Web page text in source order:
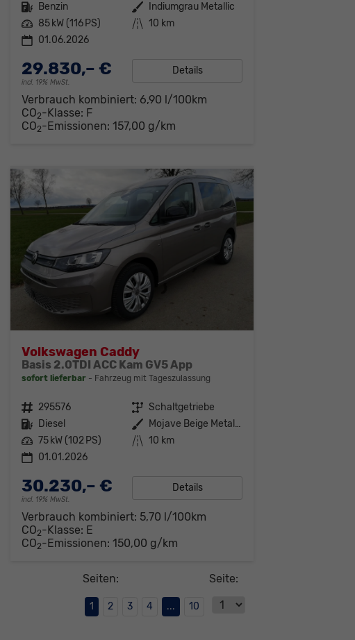
Kraftstoff Benzin Außenfarbe
Indiumgrau Metallic
Leistung 85 kW (116 PS) Kilometerstand 10 km
01.06.2026
29.830,– €
incl. 19% MwSt.
Details
Verbrauch kombiniert: 6,90 l/100km
CO2-Klasse: F
CO2-Emissionen:157,00 g/km
Volkswagen Caddy
Basis 2.0TDI ACC Kam GV5 App
sofort lieferbar Fahrzeug mit Tageszulassung
Fahrzeugnr. 295576 Getriebe Schaltgetriebe
Kraftstoff Diesel Außenfarbe
Mojave Beige Metallic
Leistung 75 kW (102 PS) Kilometerstand 10 km
01.01.2026
30.230,– €
incl. 19% MwSt.
Details
Verbrauch kombiniert: 5,70 l/100km
CO2-Klasse: E
CO2-Emissionen:150,00 g/km
Seite:
Seiten:
1 2 3 4 ... 10